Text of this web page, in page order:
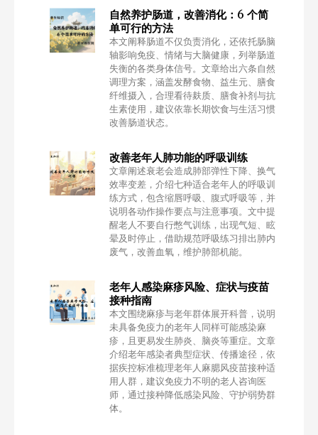
自然养护肠道，改善消化：6 个简
单可行的方法
本文阐释肠道不仅负责消化，还依托肠脑
轴影响免疫、情绪与大脑健康，列举肠道
失衡的各类身体信号。文章给出六条自然
调理方案，涵盖发酵食物、益生元、膳食
纤维摄入，合理看待麸质、膳食补剂与抗
生素使用，建议依靠长期饮食与生活习惯
改善肠道状态。
改善老年人肺功能的呼吸训练
文章阐述衰老会造成肺部弹性下降、换气
效率变差，介绍七种适合老年人的呼吸训
练方式，包含缩唇呼吸、腹式呼吸等，并
说明各动作操作要点与注意事项。文中提
醒老人不要自行憋气训练，出现气短、眩
晕及时停止，借助规范呼吸练习排出肺内
废气，改善血氧，维护肺部机能。
老年人感染麻疹风险、症状与疫苗
接种指南
本文围绕麻疹与老年群体展开科普，说明
未具备免疫力的老年人同样可能感染麻
疹，且更易发生肺炎、脑炎等重症。文章
介绍老年感染者典型症状、传播途径，依
据疾控标准梳理老年人麻腮风疫苗接种适
用人群，建议免疫力不明的老人咨询医
师，通过接种降低感染风险、守护弱势群
体。